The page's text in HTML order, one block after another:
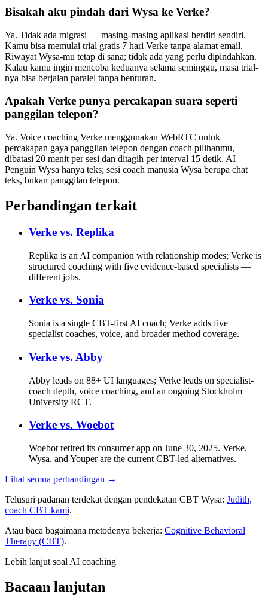
Bisakah aku pindah dari Wysa ke Verke?
Ya. Tidak ada migrasi — masing-masing aplikasi berdiri sendiri.
Kamu bisa memulai trial gratis 7 hari Verke tanpa alamat email.
Riwayat Wysa-mu tetap di sana; tidak ada yang perlu dipindahkan.
Kalau kamu ingin mencoba keduanya selama seminggu, masa trial-
nya bisa berjalan paralel tanpa benturan.
Apakah Verke punya percakapan suara seperti
panggilan telepon?
Ya. Voice coaching Verke menggunakan WebRTC untuk
percakapan gaya panggilan telepon dengan coach pilihanmu,
dibatasi 20 menit per sesi dan ditagih per interval 15 detik. AI
Penguin Wysa hanya teks; sesi coach manusia Wysa berupa chat
teks, bukan panggilan telepon.
Perbandingan terkait
Verke vs. Replika
Replika is an AI companion with relationship modes; Verke is
structured coaching with five evidence-based specialists —
different jobs.
Verke vs. Sonia
Sonia is a single CBT-first AI coach; Verke adds five
specialist coaches, voice, and broader method coverage.
Verke vs. Abby
Abby leads on 88+ UI languages; Verke leads on specialist-
coach depth, voice coaching, and an ongoing Stockholm
University RCT.
Verke vs. Woebot
Woebot retired its consumer app on June 30, 2025. Verke,
Wysa, and Youper are the current CBT-led alternatives.
Lihat semua perbandingan →
Telusuri padanan terdekat dengan pendekatan CBT Wysa: Judith,
coach CBT kami.
Atau baca bagaimana metodenya bekerja: Cognitive Behavioral
Therapy (CBT).
Lebih lanjut soal AI coaching
Bacaan lanjutan